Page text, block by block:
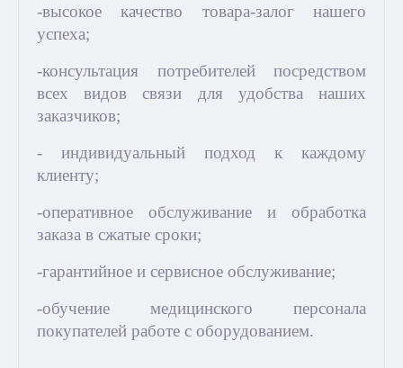
-высокое качество товара-залог нашего
успеха;
-консультация потребителей посредством
всех видов связи для удобства наших
заказчиков;
- индивидуальный подход к каждому
клиенту;
-оперативное обслуживание и обработка
заказа в сжатые сроки;
-гарантийное и сервисное обслуживание;
-обучение медицинского персонала
покупателей работе с оборудованием.